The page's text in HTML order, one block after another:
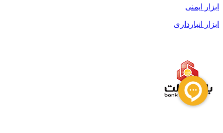
ابزار ایمنی
ابزار انبارداری